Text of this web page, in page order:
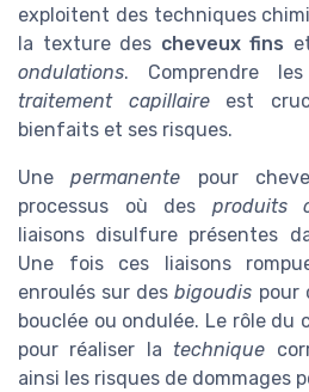
exploitent des techniques
la texture des cheveux fins
ondulations. Comprendre
traitement capillaireest
bienfaits et ses risques.
Unepermanente pour
processus où des produits
liaisons disulfure présentes
Une fois ces liaisons
enroulés sur desbigoudis pour
bouclée ou ondulée. Le rôle du
pour réaliser la technique
ainsi les risques de dommages